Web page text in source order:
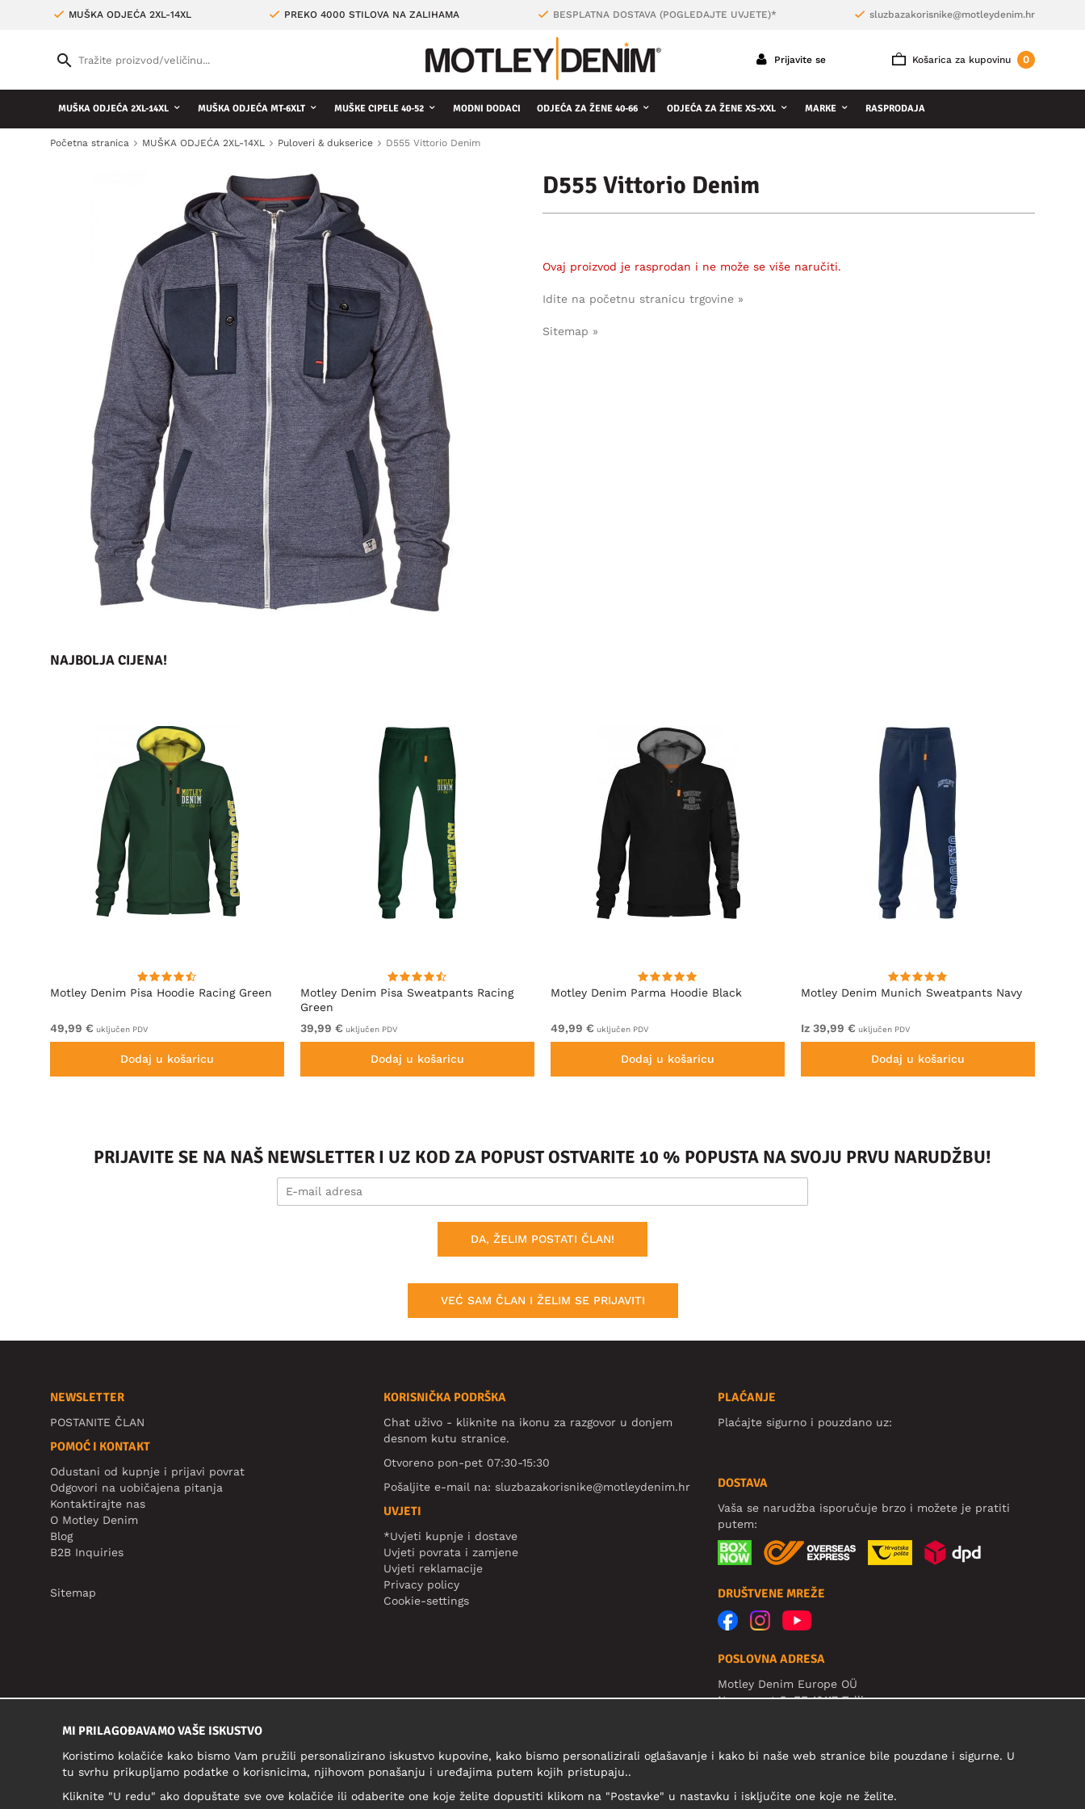
MUŠKA ODJEĆA 2XL-14XL PREKO 4000 STILOVA NA ZALIHAMA BESPLATNA DOSTAVA (POGLEDAJTE UVJETE)* sluzbazakorisnike@motleydenim.hr
Košarica za kupovinu 0
Prijavite se
MUŠKA ODJEĆA 2XL-14XL MUŠKA ODJEĆA MT-6XLT MUŠKE CIPELE 40-52 MODNI DODACI ODJEĆA ZA ŽENE 40-66 ODJEĆA ZA ŽENE XS-XXL MARKE RASPRODAJA
Početna stranica MUŠKA ODJEĆA 2XL-14XL Puloveri & dukserice D555 Vittorio Denim
D555 Vittorio Denim
Ovaj proizvod je rasprodan i ne može se više naručiti.
Idite na početnu stranicu trgovine »
Sitemap »
NAJBOLJA CIJENA!
Motley Denim Pisa Hoodie Racing Green
49,99 € uključen PDV
Dodaj u košaricu
Motley Denim Pisa Sweatpants Racing
Green
39,99 € uključen PDV
Dodaj u košaricu
Motley Denim Parma Hoodie Black
49,99 € uključen PDV
Dodaj u košaricu
Motley Denim Munich Sweatpants Navy
Iz 39,99 € uključen PDV
Dodaj u košaricu
PRIJAVITE SE NA NAŠ NEWSLETTER I UZ KOD ZA POPUST OSTVARITE 10 % POPUSTA NA SVOJU PRVU NARUDŽBU!
DA, ŽELIM POSTATI ČLAN!
VEĆ SAM ČLAN I ŽELIM SE PRIJAVITI
NEWSLETTER
POSTANITE ČLAN
POMOĆ I KONTAKT
Odustani od kupnje i prijavi povrat
Odgovori na uobičajena pitanja
Kontaktirajte nas
O Motley Denim
Blog
B2B Inquiries
Sitemap
KORISNIČKA PODRŠKA
Chat uživo - kliknite na ikonu za razgovor u donjem
desnom kutu stranice.
Otvoreno pon-pet 07:30-15:30
Pošaljite e-mail na:sluzbazakorisnike@motleydenim.hr
UVJETI
*Uvjeti kupnje i dostave
Uvjeti povrata i zamjene
Uvjeti reklamacije
Privacy policy
Cookie-settings
PLAĆANJE
Plaćajte sigurno i pouzdano uz:
DOSTAVA
Vaša se narudžba isporučuje brzo i možete je pratiti
putem:
DRUŠTVENE MREŽE
POSLOVNA ADRESA
Motley Denim Europe OÜ
Narva mnt 5, EE-10117 Tallinn
MI PRILAGOĐAVAMO VAŠE ISKUSTVO
Koristimo kolačiće kako bismo Vam pružili personalizirano iskustvo kupovine, kako bismo personalizirali oglašavanje i kako bi naše web stranice bile pouzdane i sigurne. U
tu svrhu prikupljamo podatke o korisnicima, njihovom ponašanju i uređajima putem kojih pristupaju..
Kliknite "U redu" ako dopuštate sve ove kolačiće ili odaberite one koje želite dopustiti klikom na "Postavke" u nastavku i isključite one koje ne želite.